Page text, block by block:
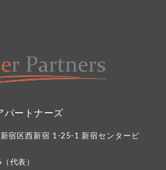
パートナーズ
宿区西新宿 1-25-1 新宿センタービ
代表）